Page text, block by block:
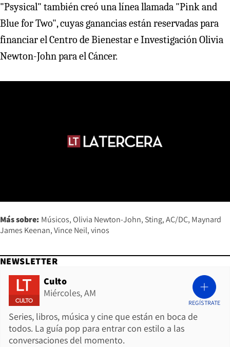
"Psysical" también creó una línea llamada "Pink and
Blue for Two", cuyas ganancias están reservadas para
financiar el Centro de Bienestar e Investigación Olivia
Newton-John para el Cáncer.
Más sobre: Músicos Olivia Newton-John Sting AC/DC Maynard
James Keenan Vince Neil vinos
NEWSLETTER
Culto
Miércoles, AM
Series, libros, música y cine que están en boca de
todos. La guía pop para entrar con estilo a las
conversaciones del momento.
REGÍSTRATE